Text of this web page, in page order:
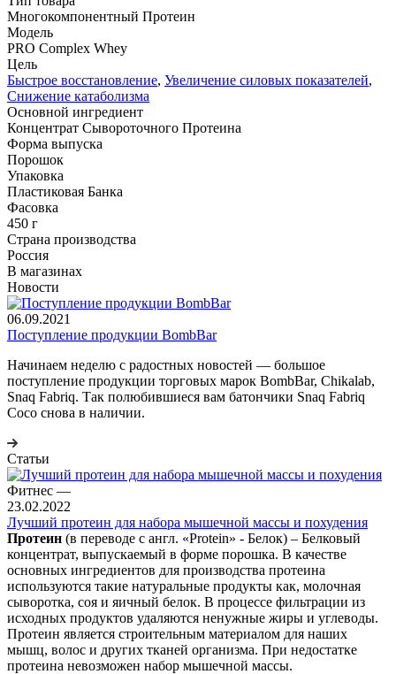
Многокомпонентный Протеин
Модель
PRO Complex Whey
Цель
Быстрое восстановление, Увеличение силовых показателей,
Снижение катаболизма
Основной ингредиент
Концентрат Сывороточного Протеина
Форма выпуска
Порошок
Упаковка
Пластиковая Банка
Фасовка
450 г
Страна производства
Россия
В магазинах
Новости
06.09.2021
Поступление продукции BombBar
Начинаем неделю с радостных новостей — большое
поступление продукции торговых марок BombBar, Chikalab,
Snaq Fabriq. Так полюбившиеся вам батончики Snaq Fabriq
Coco снова в наличии.
Статьи
Фитнес —
23.02.2022
Лучший протеин для набора мышечной массы и похудения
Протеин (в переводе с англ. «Protein» - Белок) – Белковый
концентрат, выпускаемый в форме порошка. В качестве
основных ингредиентов для производства протеина
используются такие натуральные продукты как, молочная
сыворотка, соя и яичный белок. В процессе фильтрации из
исходных продуктов удаляются ненужные жиры и углеводы.
Протеин является строительным материалом для наших
мышц, волос и других тканей организма. При недостатке
протеина невозможен набор мышечной массы.